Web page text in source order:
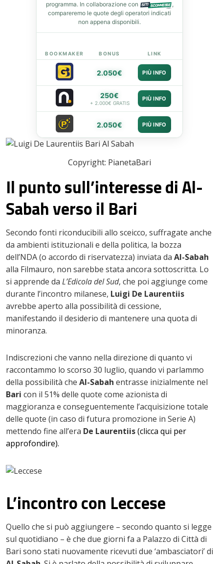
programma. In collaborazione con
,
compareremo le quote degli operatori indicati
non appena disponibili.
BOOKMAKER BONUS LINK
2.050€ PIÙ INFO
250€
+ 2.000€ GRATIS
PIÙ INFO
2.050€ PIÙ INFO
Copyright: PianetaBari
Il punto sull’interesse di Al-
Sabah verso il Bari
Secondo fonti riconducibili allo sceicco, suffragate anche
da ambienti istituzionali e della politica, la bozza
dell’NDA (o accordo di riservatezza) inviata da Al-Sabah
alla Filmauro, non sarebbe stata ancora sottoscritta. Lo
si apprende da L’Edicola del Sud, che poi aggiunge come
durante l’incontro milanese, Luigi De Laurentiis
avrebbe aperto alla possibilità di cessione,
manifestando il desiderio di mantenere una quota di
minoranza.
Indiscrezioni che vanno nella direzione di quanto vi
raccontammo lo scorso 30 luglio, quando vi parlammo
della possibilità che Al-Sabah entrasse inizialmente nel
Bari con il 51% delle quote come azionista di
maggioranza e conseguentemente l’acquisizione totale
delle quote (in caso di futura promozione in Serie A)
mettendo fine all’era De Laurentiis(clicca qui per
approfondire).
L’incontro con Leccese
Quello che si può aggiungere – secondo quanto si legge
sul quotidiano – è che due giorni fa a Palazzo di Città di
Bari sono stati nuovamente ricevuti due ‘ambasciatori’ di